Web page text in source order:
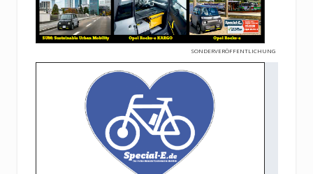
SONDERVERÖFFENTLICHUNG